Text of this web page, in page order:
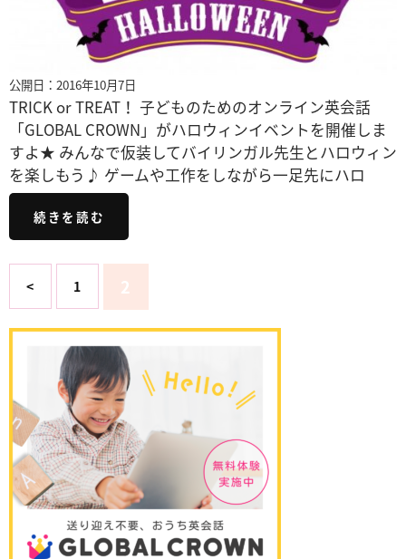
公開日：2016年10月7日
TRICK or TREAT！ 子どものためのオンライン英会話
「GLOBAL CROWN」がハロウィンイベントを開催しま
すよ★ みんなで仮装してバイリンガル先生とハロウィン
を楽しもう♪ ゲームや工作をしながら一足先にハロ
続きを読む
< 1 2